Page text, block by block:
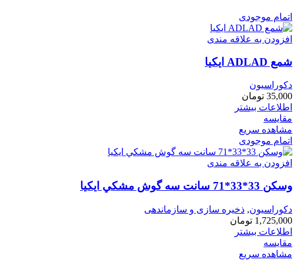
اتمام موجودی
افزودن به علاقه مندی
شمع ADLAD ايكيا
دکوراسیون
35,000 تومان
اطلاعات بیشتر
مقایسه
مشاهده سریع
اتمام موجودی
افزودن به علاقه مندی
وسكن 33*33*71 سانت سه گوش مشكي ايكيا
دکوراسیون, ذخیره سازی و سازماندهی
1,725,000 تومان
اطلاعات بیشتر
مقایسه
مشاهده سریع